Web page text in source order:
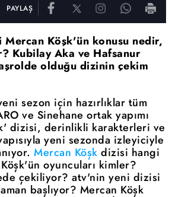
PAYLAŞ
Köşk'ün konusu nedir,
Kubilay Aka ve Hafsanur
olduğu dizinin çekim
sezon için hazırlıklar tüm
ve Sinehane ortak yapımı
dizisi, derinlikli karakterleri ve
yeni sezonda izleyiciyle
Mercan Köşk dizisi hangi
oyuncuları kimler?
çekiliyor? atv'nin yeni dizisi
başlıyor? Mercan Köşk